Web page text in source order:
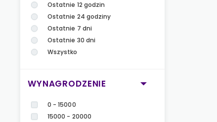
Ostatnie 12 godzin
Ostatnie 24 godziny
Ostatnie 7 dni
Ostatnie 30 dni
Wszystko
WYNAGRODZENIE
0 - 15000
15000 - 20000